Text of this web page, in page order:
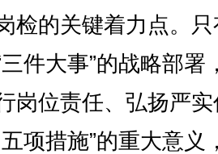
检的关键着力点。
件大事”的战略部署
岗位责任、弘扬严实
项措施”的重大意义